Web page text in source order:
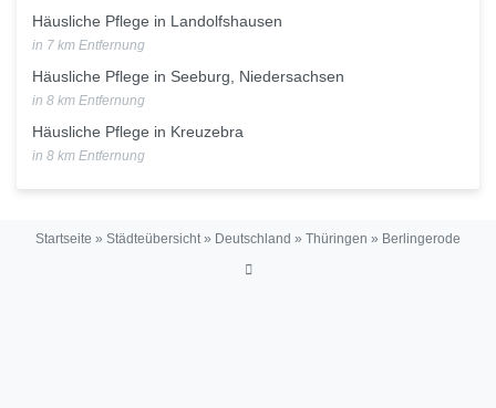
Häusliche Pflege in Landolfshausen
in 7 km Entfernung
Häusliche Pflege in Seeburg, Niedersachsen
in 8 km Entfernung
Häusliche Pflege in Kreuzebra
in 8 km Entfernung
Startseite » Städteübersicht» Deutschland » Thüringen » Berlingerode